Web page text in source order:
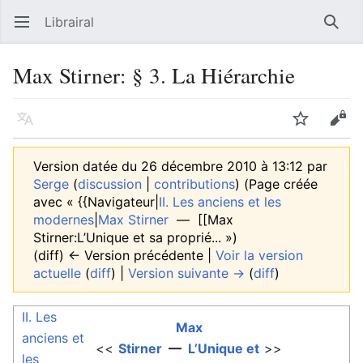
Ouvrir le menu principal Librairal
Max Stirner: § 3. La Hiérarchie
Langue Suivre
Version datée du 26 décembre 2010 à 13:12 par
Serge (discussion contributions) (Page créée
avec « {{Navigateur| II. Les anciens et les
modernes Max Stirner — [[Max
Stirner:L’Unique et sa proprié... »)
(diff) ← Version précédente | Voir la version
actuelle (diff) | Version suivante → (diff)
II. Les
anciens et
les
<<
Max
Stirner — L’Unique et >>